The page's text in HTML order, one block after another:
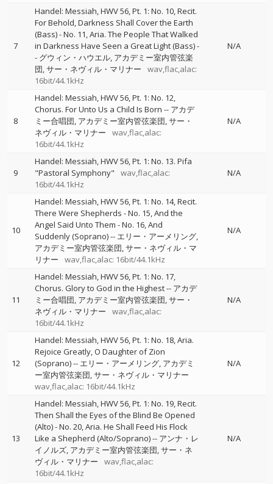
7
Handel: Messiah, HWV 56, Pt. 1: No. 10, Recit.
For Behold, Darkness Shall Cover the Earth
(Bass) - No. 11, Aria. The People That Walked
in Darkness Have Seen a Great Light (Bass)-
- グウィン・ハウエル アカデミー室内管弦楽
団 サー・ネヴィル・マリナー
wav,flac,alac:
16bit/44.1kHz
N/A
8
Handel: Messiah, HWV 56, Pt. 1: No. 12,
Chorus. For Unto Us a Child Is Born -- アカデ
ミー合唱団 アカデミー室内管弦楽団 サー・
ネヴィル・マリナー
wav,flac,alac:
16bit/44.1kHz
N/A
9
Handel: Messiah, HWV 56, Pt. 1: No. 13. Pifa
"Pastoral Symphony"
wav,flac,alac:
16bit/44.1kHz
N/A
10
Handel: Messiah, HWV 56, Pt. 1: No. 14, Recit.
There Were Shepherds - No. 15, And the
Angel Said Unto Them - No. 16, And
Suddenly (Soprano)-- エリー・アーメリング
アカデミー室内管弦楽団 サー・ネヴィル・マ
リナー
wav,flac,alac: 16bit/44.1kHz
N/A
11
Handel: Messiah, HWV 56, Pt. 1: No. 17,
Chorus. Glory to God in the Highest-- アカデ
ミー合唱団 アカデミー室内管弦楽団 サー・
ネヴィル・マリナー
wav,flac,alac:
16bit/44.1kHz
N/A
12
Handel: Messiah, HWV 56, Pt. 1: No. 18, Aria.
Rejoice Greatly, O Daughter of Zion
(Soprano)-- エリー・アーメリング アカデミ
ー室内管弦楽団 サー・ネヴィル・マリナー
wav,flac,alac: 16bit/44.1kHz
N/A
13
Handel: Messiah, HWV 56, Pt. 1: No. 19, Recit.
Then Shall the Eyes of the Blind Be Opened
(Alto) - No. 20, Aria. He Shall Feed His Flock
Like a Shepherd (Alto/Soprano)-- アンナ・レ
イノルズ アカデミー室内管弦楽団 サー・ネ
ヴィル・マリナー
wav,flac,alac:
16bit/44.1kHz
N/A